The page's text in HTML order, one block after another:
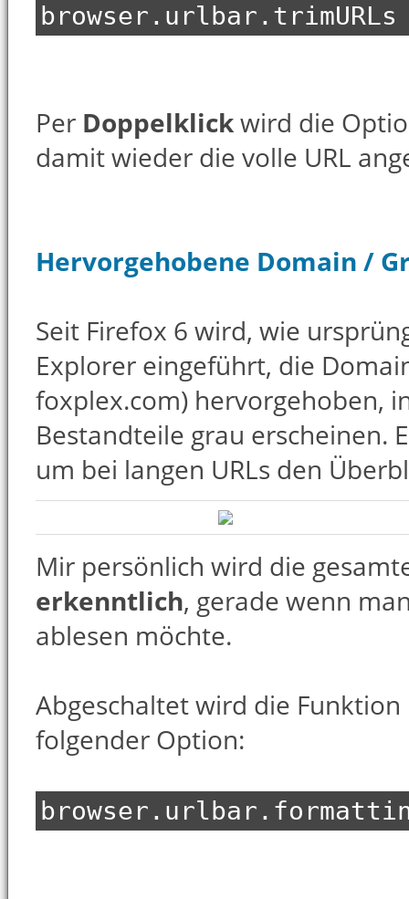
browser.urlbar.trimURLs
Per Doppelklickwird die
damit wieder die volle URL
Hervorgehobene Domain /
Seit Firefox 6 wird, wie
Explorer eingeführt, die
foxplex.com) hervorgehoben,
Bestandteile grau erscheinen.
um bei langen URLs den
Mir persönlich wird die
erkenntlich, gerade wenn
ablesen möchte.
Abgeschaltet wird die
folgender Option: